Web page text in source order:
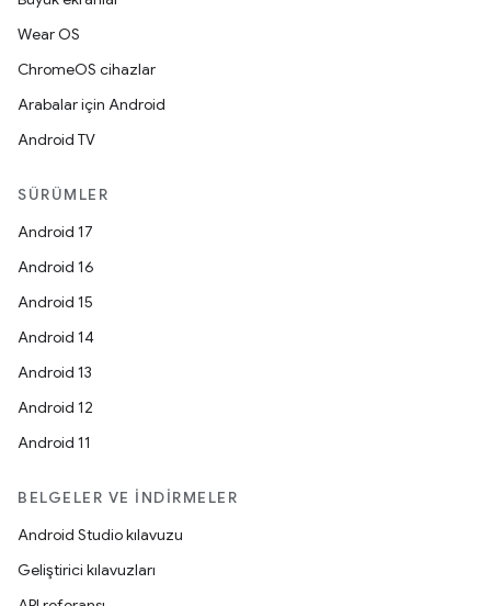
Wear OS
ChromeOS cihazlar
Arabalar için Android
Android TV
SÜRÜMLER
Android 17
Android 16
Android 15
Android 14
Android 13
Android 12
Android 11
BELGELER VE İNDIRMELER
Android Studio kılavuzu
Geliştirici kılavuzları